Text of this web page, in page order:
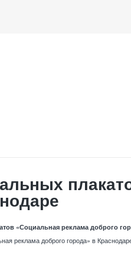
«Социальная реклама доброго
реклама доброго города» в